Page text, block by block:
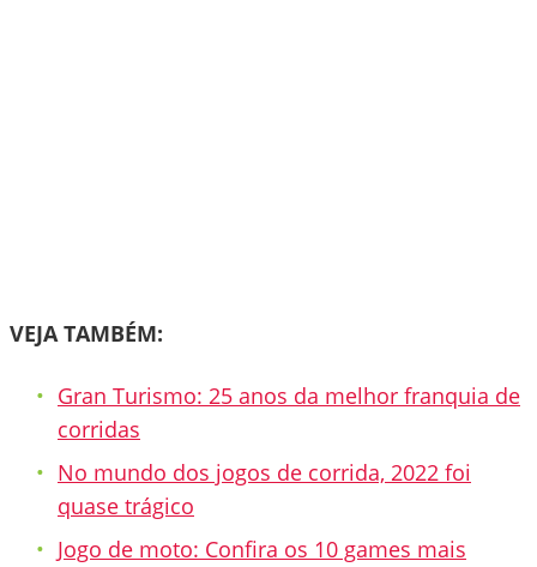
VEJA TAMBÉM:
Gran Turismo: 25 anos da melhor franquia de
corridas
No mundo dos jogos de corrida, 2022 foi
quase trágico
Jogo de moto: Confira os 10 games mais